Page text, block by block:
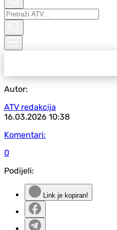
Autor:
ATV redakcija
16.03.2026 10:38
Komentari:
0
Podijeli:
Link je kopiran!